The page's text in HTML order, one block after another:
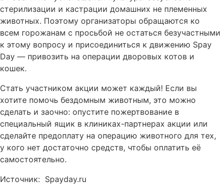
стерилизации и кастрации домашних не племенных
животных. Поэтому организаторы обращаются ко
всем горожанам с просьбой не остаться безучастными
к этому вопросу и присоединиться к движению Spay
Day — привозить на операции дворовых котов и
кошек.
Стать участником акции может каждый! Если вы
хотите помочь бездомным животным, это можно
сделать и заочно: опустите пожертвование в
специальный ящик в клиниках-партнерах акции или
сделайте предоплату на операцию животного для тех,
у кого нет достаточно средств, чтобы оплатить её
самостоятельно.
Источник: Spayday.ru